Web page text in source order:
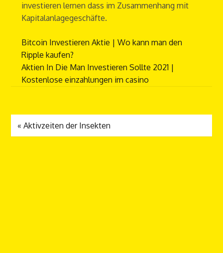
investieren lernen dass im Zusammenhang mit
Kapitalanlagegeschäfte.
Bitcoin Investieren Aktie | Wo kann man den
Ripple kaufen?
Aktien In Die Man Investieren Sollte 2021 |
Kostenlose einzahlungen im casino
« Aktivzeiten der Insekten